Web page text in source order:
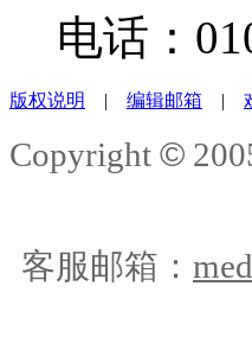
电话：
版权说明 | 编辑邮箱 |
Copyright ©
客服邮箱：